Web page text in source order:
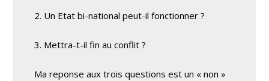
2. Un Etat bi-national peut-il fonctionner ?
3. Mettra-t-il fin au conflit ?
Ma reponse aux trois questions est un « non »